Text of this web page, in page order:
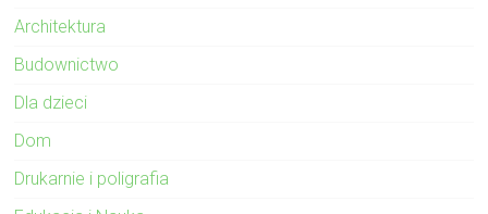
Architektura
Budownictwo
Dla dzieci
Dom
Drukarnie i poligrafia